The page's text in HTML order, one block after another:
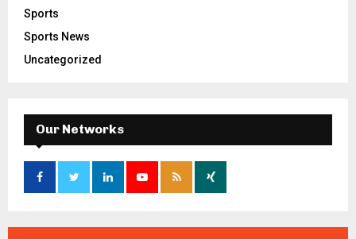
Sports
Sports News
Uncategorized
Our Networks